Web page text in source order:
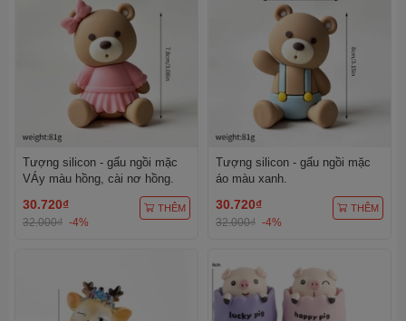
Tượng silicon - gấu ngồi mặc
VÁy màu hồng, cài nơ hồng.
30.720₫
32.000₫ -4%
THÊM
Tượng silicon - gấu ngồi mặc
áo màu xanh.
30.720₫
32.000₫ -4%
THÊM